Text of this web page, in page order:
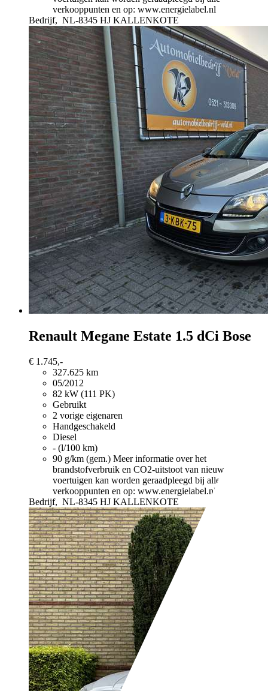
verkooppunten en op: www.energielabel.nl
Bedrijf, NL-8345 HJ KALLENKOTE
Renault Megane Estate 1.5 dCi Bose
€ 1.745,-
327.625 km
05/2012
82 kW (111 PK)
Gebruikt
2 vorige eigenaren
Handgeschakeld
Diesel
- (l/100 km)
90 g/km (gem.) Meer informatie over het
brandstofverbruik en CO2-uitstoot van nieuwe
voertuigen kan worden geraadpleegd bij alle
verkooppunten en op: www.energielabel.nl
Bedrijf, NL-8345 HJ KALLENKOTE